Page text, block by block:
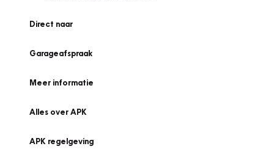
Direct naar
Garageafspraak
Meer informatie
Alles over APK
APK regelgeving